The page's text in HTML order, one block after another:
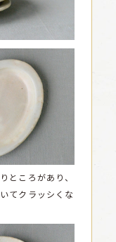
ところがあり、
てクラッシくな